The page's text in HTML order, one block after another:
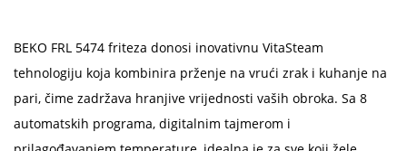
BEKO FRL 5474 friteza donosi inovativnu VitaSteam
tehnologiju koja kombinira prženje na vrući zrak i kuhanje na
pari, čime zadržava hranjive vrijednosti vaših obroka. Sa 8
automatskih programa, digitalnim tajmerom i